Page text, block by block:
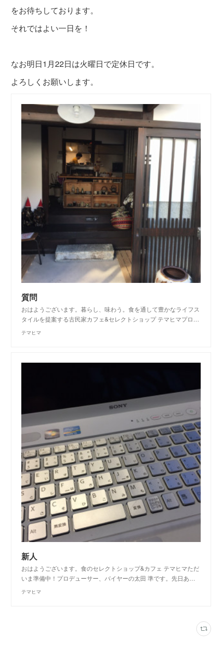
をお待ちしております。
それではよい一日を！
なお明日1月22日は火曜日で定休日です。
よろしくお願いします。
質問
おはようございます。暮らし、味わう。食を通して豊かなライフス
タイルを提案する古民家カフェ&セレクトショップ テマヒマプロ…
テマヒマ
新人
おはようございます。食のセレクトショップ&カフェ テマヒマただ
いま準備中！プロデューサー、バイヤーの太田 準です。先日あ…
テマヒマ